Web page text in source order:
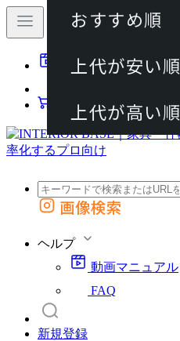
動画マニュアル
カート
外部サイトの商品をカートに追加
画像検索
ヘルプ
動画マニュアル
FAQ
新規登録
おすすめ順
上代が安い順
上代が高い順